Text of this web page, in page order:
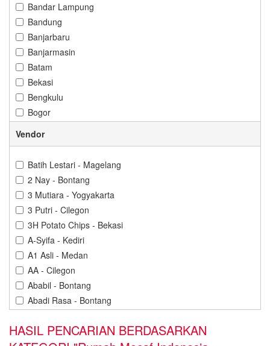
Bandar Lampung
Bandung
Banjarbaru
Banjarmasin
Batam
Bekasi
Bengkulu
Bogor
Denpasar
Jakarta
Kediri
Kendari
Kuningan
Vendor
Batih Lestari - Magelang
2 Nay - Bontang
3 Mutiara - Yogyakarta
3 Putri - Cilegon
3H Potato Chips - Bekasi
A-Syifa - Kediri
A1 Asli - Medan
AA - Cilegon
Ababil - Bontang
Abadi Rasa - Bontang
Abdillah Jaya - Cilegon
HASIL PENCARIAN BERDASARKAN